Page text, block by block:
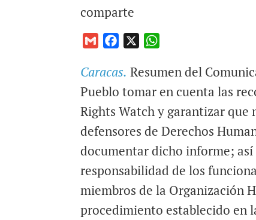
comparte
G
a
i
c
e
o
o
k
a
t
A
p
p
Caracas. Resumen del
Pueblo tomar en cuenta las
Rights Watch y garantizar que
defensores de Derechos
documentar dicho informe;
responsabilidad de los
miembros de la Organización
procedimiento establecido en